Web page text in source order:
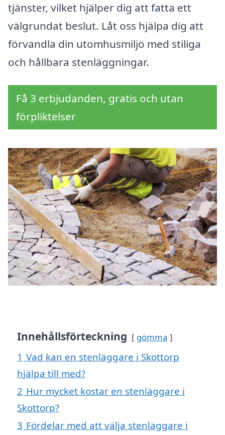
tjänster, vilket hjälper dig att fatta ett
välgrundat beslut. Låt oss hjälpa dig att
förvandla din utomhusmiljö med stiliga
och hållbara stenläggningar.
Få 3 erbjudanden, gratis och utan
förpliktelser
Innehållsförteckning gömma
1 Vad kan en stenläggare i Skottorp
hjälpa till med?
2 Hur mycket kostar en stenläggare i
Skottorp?
3 Fördelar med att välja stenläggare i